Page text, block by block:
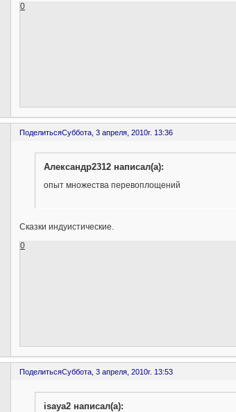
0
ПоделитьсяСуббота, 3 апреля, 2010г. 13:36
Александр2312 написал(а):
опыт множества перевоплощений
Сказки индуистические.
0
ПоделитьсяСуббота, 3 апреля, 2010г. 13:53
isaya2 написал(а):